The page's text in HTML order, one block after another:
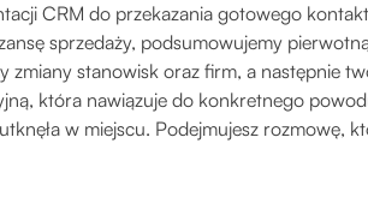
CRM do przekazania gotowego
sprzedaży, podsumowujemy
zmiany stanowisk oraz firm, a następnie
która nawiązuje do konkretnego
w miejscu. Podejmujesz rozmowę,